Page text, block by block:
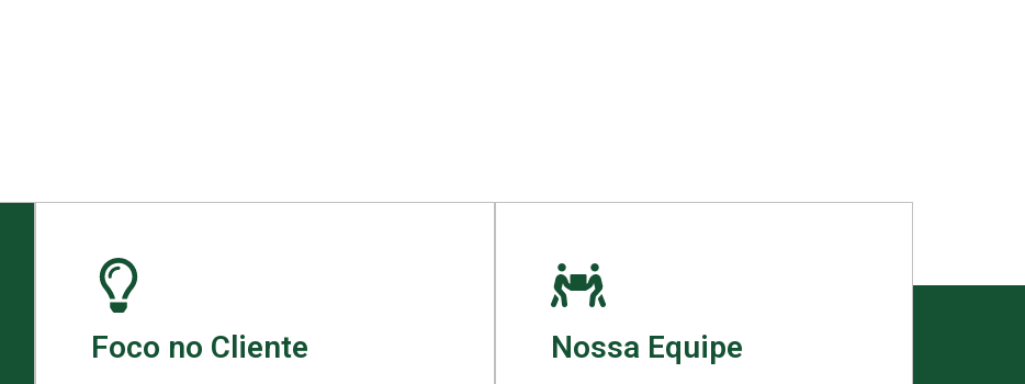
Foco no Cliente Nossa Equipe